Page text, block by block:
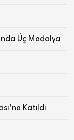
Üç Madalya
Katıldı